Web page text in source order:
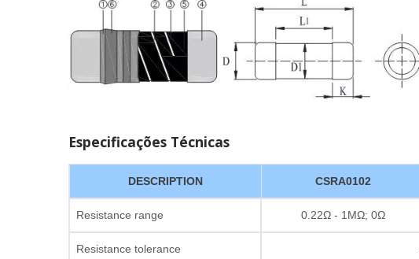
Especificações Técnicas
DESCRIPTION CSRA0102
Resistance range 0.22Ω - 1MΩ; 0Ω
Resistance tolerance